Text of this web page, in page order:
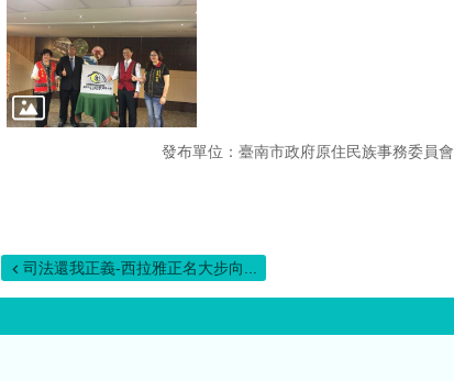
發布單位：臺南市政府原住民族事務委員會
司法還我正義-西拉雅正名大步向...